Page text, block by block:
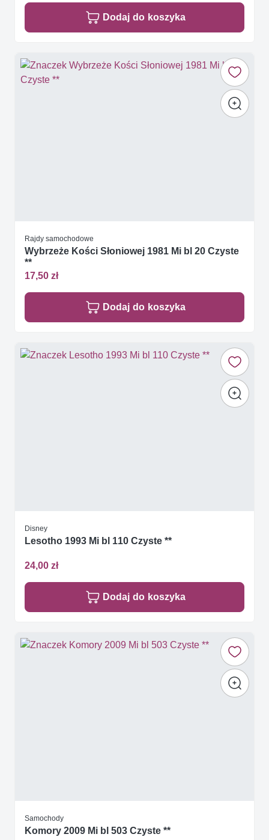
Dodaj do koszyka
Rajdy samochodowe
Wybrzeże Kości Słoniowej 1981 Mi bl 20 Czyste
**
17,50 zł
Dodaj do koszyka
Disney
Lesotho 1993 Mi bl 110 Czyste **
24,00 zł
Dodaj do koszyka
Samochody
Komory 2009 Mi bl 503 Czyste **